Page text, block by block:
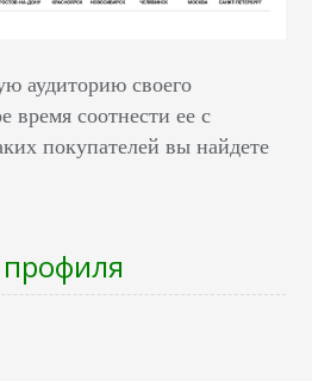
аудиторию своего
время соотнести ее с
покупателей вы найдете